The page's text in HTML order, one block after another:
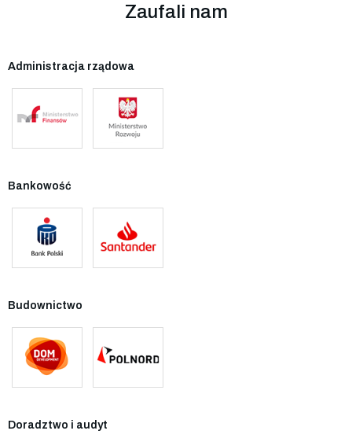
Zaufali nam
Administracja rządowa
Bankowość
Budownictwo
Doradztwo i audyt